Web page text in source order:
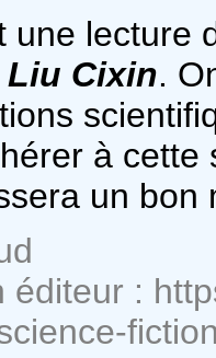
une lecture
Liu Cixin.
à
un bon
éditeur :